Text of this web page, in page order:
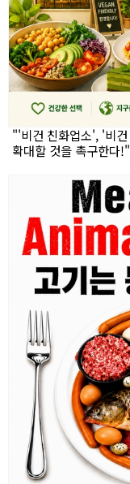
"'비건 친화업소', '비
확대할 것을 촉구한다!"